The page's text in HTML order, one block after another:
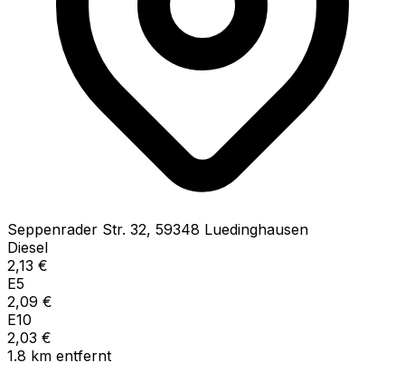
Seppenrader Str. 32, 59348 Luedinghausen
Diesel
2,13 €
E5
2,09 €
E10
2,03 €
1.8 km entfernt